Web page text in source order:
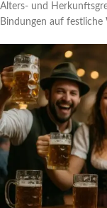
Alters- und
Bindungen auf